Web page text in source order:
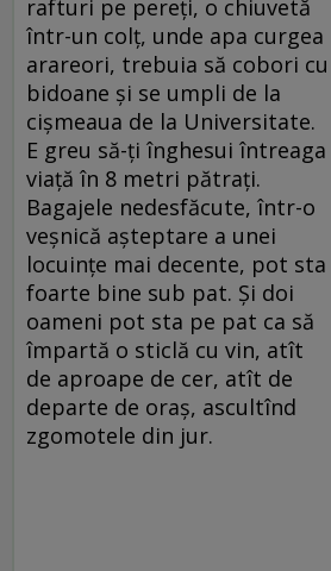
rafturi pe pereţi, o chiuvetă
într-un colţ, unde apa curgea
arareori, trebuia să cobori cu
bidoane şi se umpli de la
cişmeaua de la Universitate.
E greu să-ţi înghesui întreaga
viaţă în 8 metri pătraţi.
Bagajele nedesfăcute, într-o
veşnică aşteptare a unei
locuinţe mai decente, pot sta
foarte bine sub pat. Şi doi
oameni pot sta pe pat ca să
împartă o sticlă cu vin, atît
de aproape de cer, atît de
departe de oraş, ascultînd
zgomotele din jur.